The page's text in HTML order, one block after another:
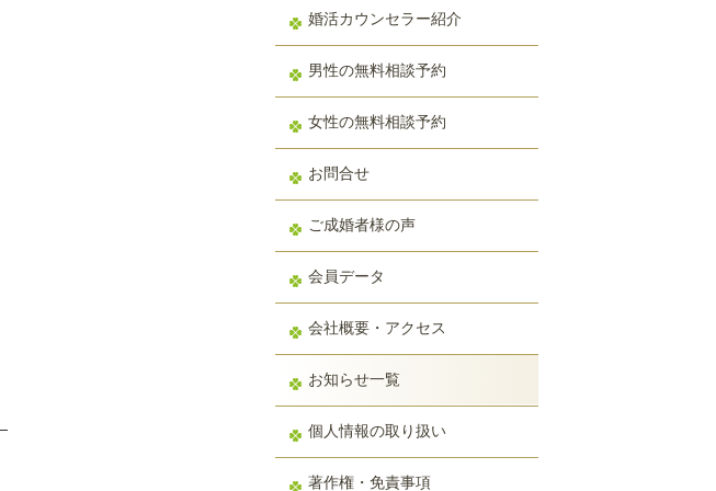
婚活カウンセラー紹介
男性の無料相談予約
女性の無料相談予約
お問合せ
ご成婚者様の声
会員データ
会社概要・アクセス
お知らせ一覧
個人情報の取り扱い
著作権・免責事項